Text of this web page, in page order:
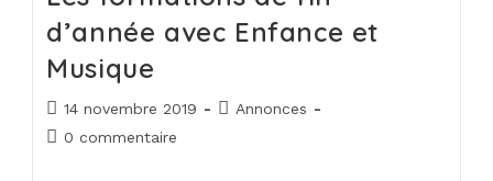
d’année avec Enfance et
Musique
14 novembre 2019
Annonces
0 commentaire